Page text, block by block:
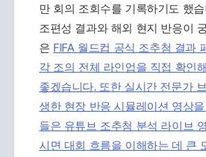
만 회의 조회수를 기록하기도 했
조편성 결과와 해외 현지 반응이
은 FIFA 월드컵 공식 조추첨 결과
각 조의 전체 라인업을 직접 확인
좋겠습니다. 또한 실시간 전문가
생한 현장 반응 시뮬레이션 영상
들은 유튜브 조추첨 분석 라이브
시면 대회 흐름을 이해하는 데 큰